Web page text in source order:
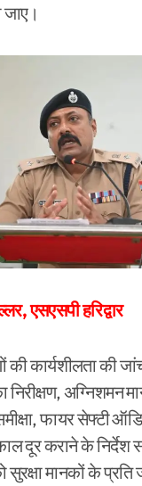
एसएसपी हरिद्वार
की कार्यशीलता की
निरीक्षण, अग्निशमन
फायर सेफ्टी
दूर कराने के निर्देश
मानकों के